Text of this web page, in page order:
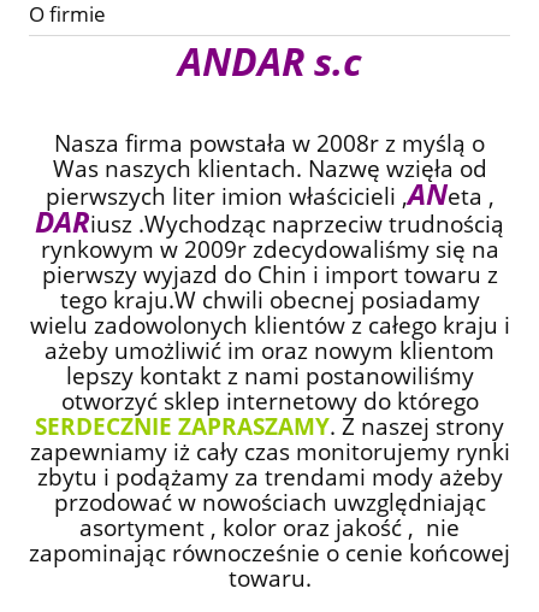
O firmie
ANDAR s.c
Nasza firma powstała w 2008r z myślą o
Was naszych klientach. Nazwę wzięła od
pierwszych liter imion właścicieli ,ANeta ,
DARiusz .Wychodząc naprzeciw trudnością
rynkowym w 2009r zdecydowaliśmy się na
pierwszy wyjazd do Chin i import towaru z
tego kraju.W chwili obecnej posiadamy
wielu zadowolonych klientów z całego kraju i
ażeby umożliwić im oraz nowym klientom
lepszy kontakt z nami postanowiliśmy
otworzyć sklep internetowy do którego
SERDECZNIE ZAPRASZAMY. Z naszej strony
zapewniamy iż cały czas monitorujemy rynki
zbytu i podążamy za trendami mody ażeby
przodować w nowościach uwzględniając
asortyment , kolor oraz jakość , nie
zapominając równocześnie o cenie końcowej
towaru.